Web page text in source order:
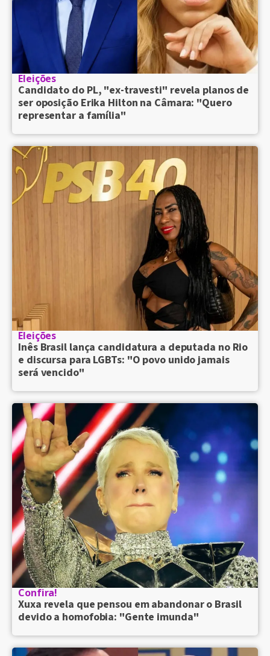
Eleições
Candidato do PL, "ex-travesti" revela planos de
ser oposição Erika Hilton na Câmara: "Quero
representar a família"
Eleições
Inês Brasil lança candidatura a deputada no Rio
e discursa para LGBTs: "O povo unido jamais
será vencido"
Confira!
Xuxa revela que pensou em abandonar o Brasil
devido a homofobia: "Gente imunda"